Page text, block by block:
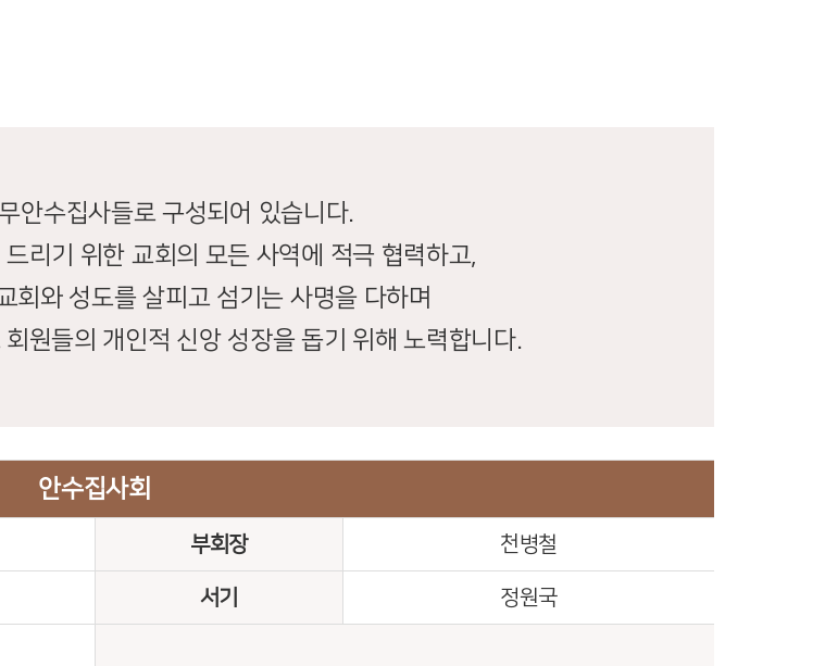
안수집사들로 구성되어 있습니다.
리기 위한 교회의 모든 사역에 적극 협력하고,
회와 성도를 살피고 섬기는 사명을 다하며
원들의 개인적 신앙 성장을 돕기 위해 노력합니다.
안수집사회
부회장 천병철
서기 정원국